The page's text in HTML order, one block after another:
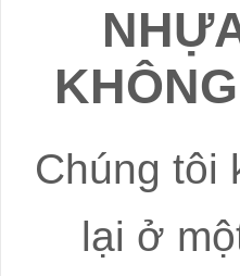
Chúng tôi
lại ở